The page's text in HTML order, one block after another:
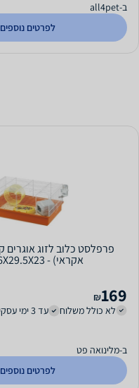
ב-all4pet
לפרטים נוספים
אקראי) - 46X29.5X23 ס"מ
169
₪
לא כולל משלוח
עד 3 ימי עסקים
ב-מלינואה פט
לפרטים נוספים